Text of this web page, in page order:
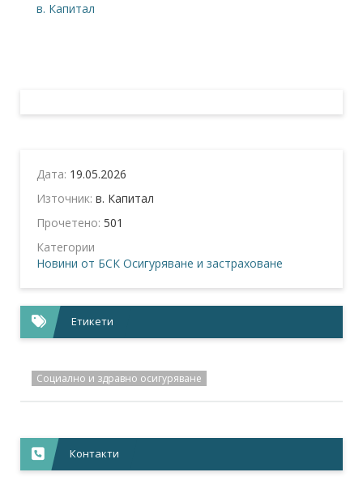
в. Капитал
Дата: 19.05.2026
Източник: в. Капитал
Прочетено: 501
Категории
Новини от БСК Осигуряване и застраховане
Етикети
Социално и здравно осигуряване
Контакти